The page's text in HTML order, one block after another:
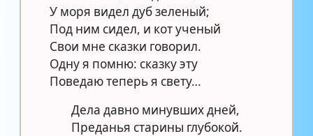
У моря видел дуб зеленый;
Под ним сидел, и кот ученый
Свои мне сказки говорил.
Одну я помню: сказку эту
Поведаю теперь я свету…
Дела давно минувших дней,
Преданья старины глубокой.